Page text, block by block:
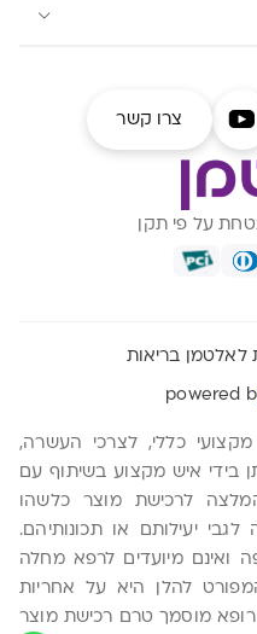
צרו קשר
על פי תקן
לאלטמן בריאות
powered
כללי, לצרכי העשרה,
בידי איש מקצוע בשיתוף עם
לרכישת מוצר כלשהו
יעילותם או תכונותיהם.
ואינם מיועדים לרפא מחלה
להלן היא על אחריות
מוסמך טרם רכישת מוצר